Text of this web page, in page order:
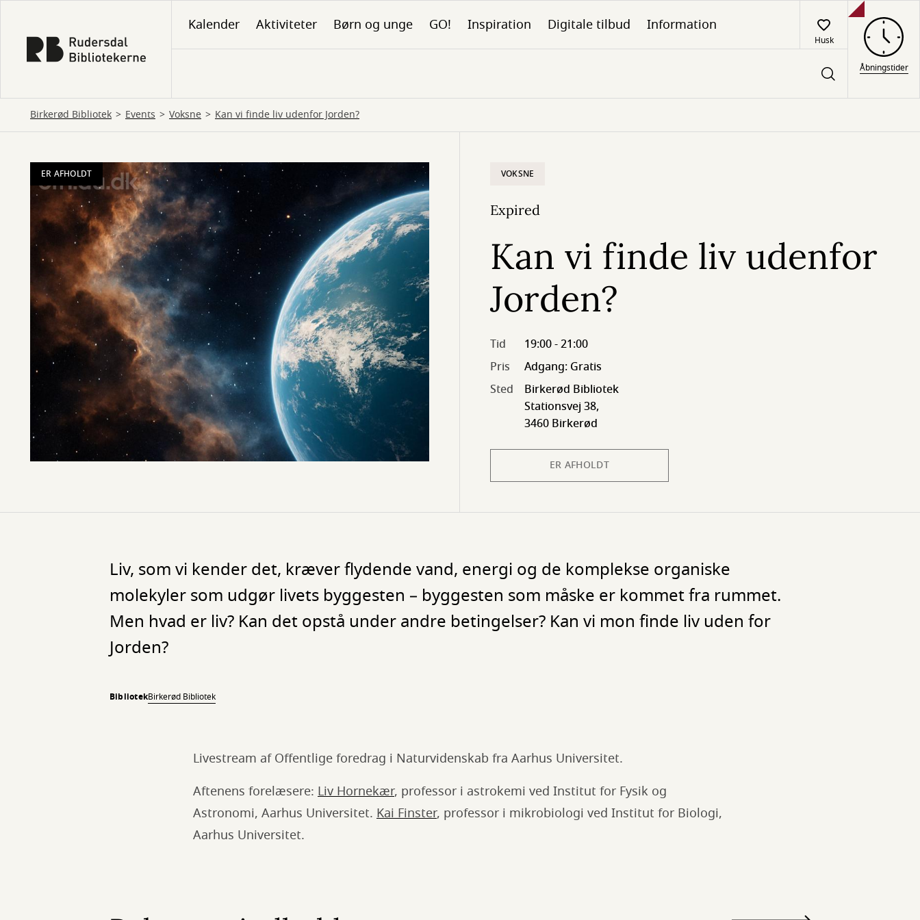
hovedindhold
Kalender Aktiviteter Børn og unge GO! Inspiration Digitale tilbud Information
Husk
Åbningstider
Birkerød Bibliotek Events Voksne Kan vi finde liv udenfor Jorden?
ER AFHOLDT VOKSNE
Expired
Kan vi finde liv udenfor
Jorden?
Tid
19:00 - 21:00
Pris
Adgang: Gratis
Sted
Birkerød Bibliotek
Stationsvej 38,
3460 Birkerød
ER AFHOLDT
Liv, som vi kender det, kræver flydende vand, energi og de komplekse organiske
molekyler som udgør livets byggesten – byggesten som måske er kommet fra rummet.
Men hvad er liv? Kan det opstå under andre betingelser? Kan vi mon finde liv uden for
Jorden?
BibliotekBirkerød Bibliotek
Livestream af Offentlige foredrag i Naturvidenskab fra Aarhus Universitet.
Aftenens forelæsere: Liv Hornekær, professor i astrokemi ved Institut for Fysik og
Astronomi, Aarhus Universitet. Kai Finster, professor i mikrobiologi ved Institut for Biologi,
Aarhus Universitet.